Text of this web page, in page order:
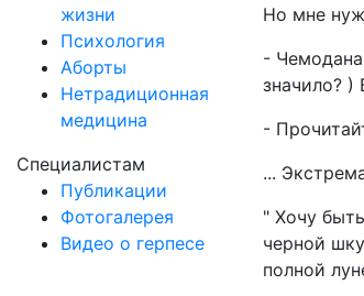
Но мне
-
значило? )
-
...
" Хочу
черной
полной
жизни
Психология
Аборты
Нетрадиционная
медицина
Специалистам
Публикации
Фотогалерея
Видео о герпесе